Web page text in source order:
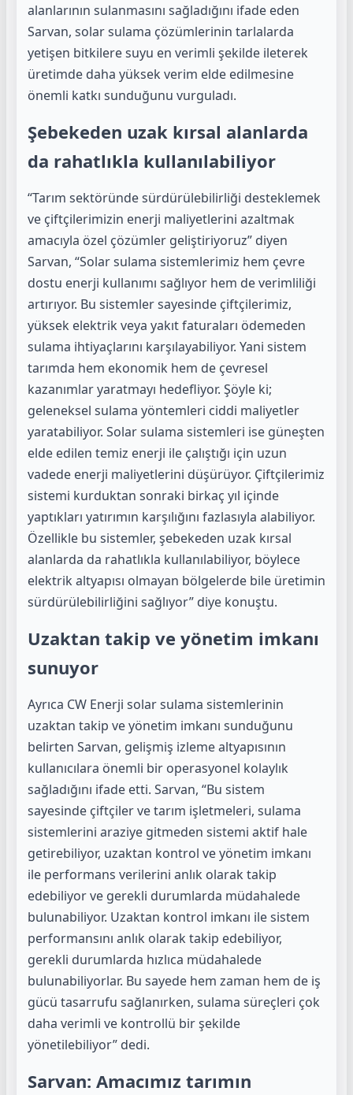
alanlarının sulanmasını sağladığını ifade eden
Sarvan, solar sulama çözümlerinin tarlalarda
yetişen bitkilere suyu en verimli şekilde ileterek
üretimde daha yüksek verim elde edilmesine
önemli katkı sunduğunu vurguladı.
Şebekeden uzak kırsal alanlarda
da rahatlıkla kullanılabiliyor
“Tarım sektöründe sürdürülebilirliği desteklemek
ve çiftçilerimizin enerji maliyetlerini azaltmak
amacıyla özel çözümler geliştiriyoruz” diyen
Sarvan, “Solar sulama sistemlerimiz hem çevre
dostu enerji kullanımı sağlıyor hem de verimliliği
artırıyor. Bu sistemler sayesinde çiftçilerimiz,
yüksek elektrik veya yakıt faturaları ödemeden
sulama ihtiyaçlarını karşılayabiliyor. Yani sistem
tarımda hem ekonomik hem de çevresel
kazanımlar yaratmayı hedefliyor. Şöyle ki;
geleneksel sulama yöntemleri ciddi maliyetler
yaratabiliyor. Solar sulama sistemleri ise güneşten
elde edilen temiz enerji ile çalıştığı için uzun
vadede enerji maliyetlerini düşürüyor. Çiftçilerimiz
sistemi kurduktan sonraki birkaç yıl içinde
yaptıkları yatırımın karşılığını fazlasıyla alabiliyor.
Özellikle bu sistemler, şebekeden uzak kırsal
alanlarda da rahatlıkla kullanılabiliyor, böylece
elektrik altyapısı olmayan bölgelerde bile üretimin
sürdürülebilirliğini sağlıyor” diye konuştu.
Uzaktan takip ve yönetim imkanı
sunuyor
Ayrıca CW Enerji solar sulama sistemlerinin
uzaktan takip ve yönetim imkanı sunduğunu
belirten Sarvan, gelişmiş izleme altyapısının
kullanıcılara önemli bir operasyonel kolaylık
sağladığını ifade etti. Sarvan, “Bu sistem
sayesinde çiftçiler ve tarım işletmeleri, sulama
sistemlerini araziye gitmeden sistemi aktif hale
getirebiliyor, uzaktan kontrol ve yönetim imkanı
ile performans verilerini anlık olarak takip
edebiliyor ve gerekli durumlarda müdahalede
bulunabiliyor. Uzaktan kontrol imkanı ile sistem
performansını anlık olarak takip edebiliyor,
gerekli durumlarda hızlıca müdahalede
bulunabiliyorlar. Bu sayede hem zaman hem de iş
gücü tasarrufu sağlanırken, sulama süreçleri çok
daha verimli ve kontrollü bir şekilde
yönetilebiliyor” dedi.
Sarvan: Amacımız tarımın